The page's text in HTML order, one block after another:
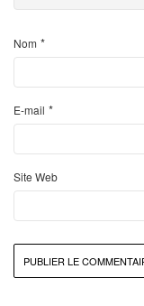
Nom *
E-mail *
Site Web